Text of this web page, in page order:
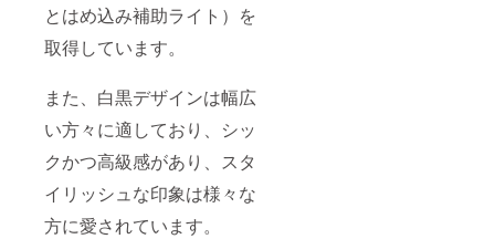
とはめ込み補助ライト）を
取得しています。
また、白黒デザインは幅広
い方々に適しており、シッ
クかつ高級感があり、スタ
イリッシュな印象は様々な
方に愛されています。